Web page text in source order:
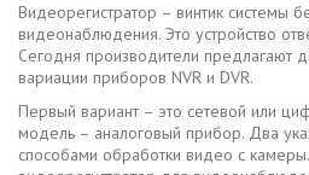
Видеорегистратор – винтик системы
видеонаблюдения. Это устройство
Сегодня производители предлагают
вариации приборов NVR и DVR.
Первый вариант – это сетевой или
модель – аналоговый прибор. Два
способами обработки видео с